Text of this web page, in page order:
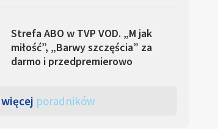
Strefa ABO w TVP VOD. „M jak
miłość”, „Barwy szczęścia” za
darmo i przedpremierowo
więcej poradników